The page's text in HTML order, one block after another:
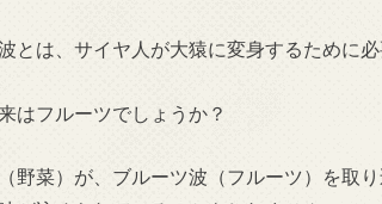
とは、サイヤ人が大猿に変身するために
はフルーツでしょうか？
野菜）が、ブルーツ波（フルーツ）を取